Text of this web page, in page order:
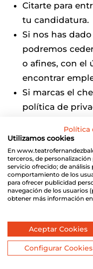
Citarte para
tu candidatura.
Si nos has
podremos
o afines, con el
encontrar
Si marcas el
política de
empleo a las
grupo de
incluirte en sus
personal
Asimismo, te
vitae,
La base legal es
Política
Utilizamos cookies
En
terceros, de
servicio ofrecido; de análisis
comportamiento de los
para ofrecer publicidad
navegación de los usuarios
obtener más información
Aceptar Cookies
Configurar Cookies